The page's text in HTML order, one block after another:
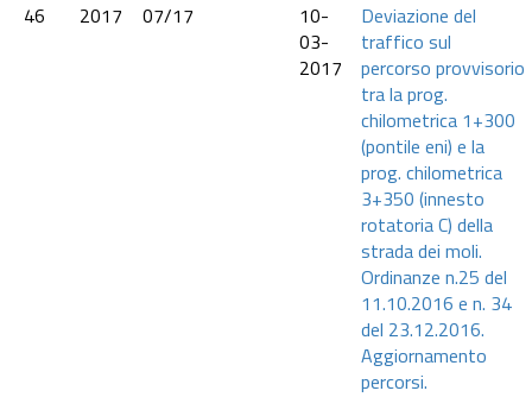
46
2017 07/17
10-
03-
2017
Deviazione del
traffico sul
percorso provvisorio
tra la prog.
chilometrica 1+300
(pontile eni) e la
prog. chilometrica
3+350 (innesto
rotatoria C) della
strada dei moli.
Ordinanze n.25 del
11.10.2016 e n. 34
del 23.12.2016.
Aggiornamento
percorsi.